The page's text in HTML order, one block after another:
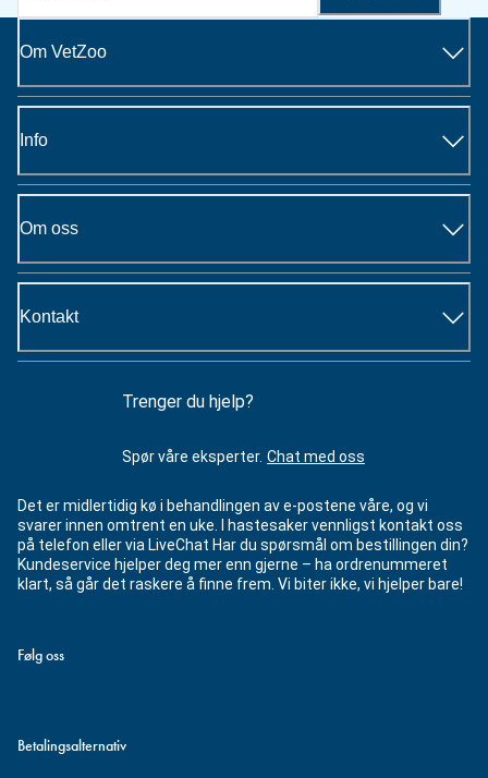
Om VetZoo
Info
Om oss
Kontakt
Trenger du hjelp?
Spør våre eksperter. Chat med oss
Det er midlertidig kø i behandlingen av e-postene våre, og vi
svarer innen omtrent en uke. I hastesaker vennligst kontakt oss
på telefon eller via LiveChat Har du spørsmål om bestillingen din?
Kundeservice hjelper deg mer enn gjerne – ha ordrenummeret
klart, så går det raskere å finne frem. Vi biter ikke, vi hjelper bare!
Følg oss
Betalingsalternativ